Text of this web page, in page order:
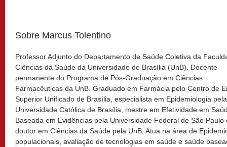
Sobre Marcus Tolentino
Professor Adjunto do Departamento de Saúde Coletiva da
Ciências da Saúde da Universidade de Brasília (UnB). Docente
permanente do Programa de Pós-Graduação em Ciências
Farmacêuticas da UnB. Graduado em Farmácia pelo Centro de
Superior Unificado de Brasília, especialista em Epidemiologia pela
Universidade Católica de Brasília, mestre em Efetividade em
Baseada em Evidências pela Universidade Federal de São Paulo
doutor em Ciências da Saúde pela UnB. Atua na área de
populacionais, avaliação de tecnologias em saúde e saúde